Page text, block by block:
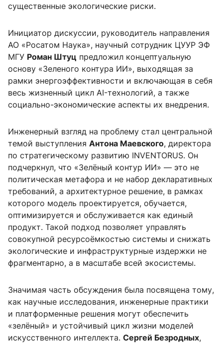
существенные экологические риски.
Инициатор дискуссии, руководитель направления
АО «Росатом Наука», научный сотрудник ЦУУР ЭФ
МГУ Роман Штуц предложил концептуальную
основу «Зеленого контура ИИ», выходящая за
рамки энергоэффективности и включающая в себя
весь жизненный цикл AI-технологий, а также
социально-экономические аспекты их внедрения.
Инженерный взгляд на проблему стал центральной
темой выступления Антона Маевского, директора
по стратегическому развитию INVENTORUS. Он
подчеркнул, что «Зелёный контур ИИ» — это не
политическая метафора и не набор декларативных
требований, а архитектурное решение, в рамках
которого модель проектируется, обучается,
оптимизируется и обслуживается как единый
продукт. Такой подход позволяет управлять
совокупной ресурсоёмкостью системы и снижать
экологические и инфраструктурные издержки не
фрагментарно, а в масштабе всей экосистемы.
Значимая часть обсуждения была посвящена тому,
как научные исследования, инженерные практики
и платформенные решения могут обеспечить
«зелёный» и устойчивый цикл жизни моделей
искусственного интеллекта. Сергей Безродных,